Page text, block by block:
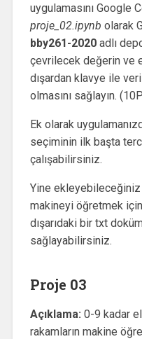
uygulamasını Google
proje_02.ipynb olarak
bby261-2020adlı
çevrilecek değerin ve
dışardan klavye ile
olmasını sağlayın.
Ek olarak
seçiminin ilk başta
çalışabilirsiniz.
Yine
makineyi öğretmek
dışarıdaki bir txt
sağlayabilirsiniz.
Proje 03
Açıklama: 0-9 kadar el
rakamların makine